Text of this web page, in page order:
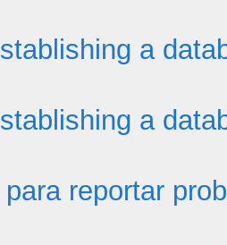
a
a
reportar